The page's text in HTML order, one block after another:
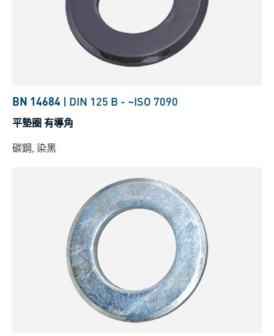
BN 14684 | DIN 125 B - ~ISO 7090
平墊圈 有導角
碳鋼, 染黑